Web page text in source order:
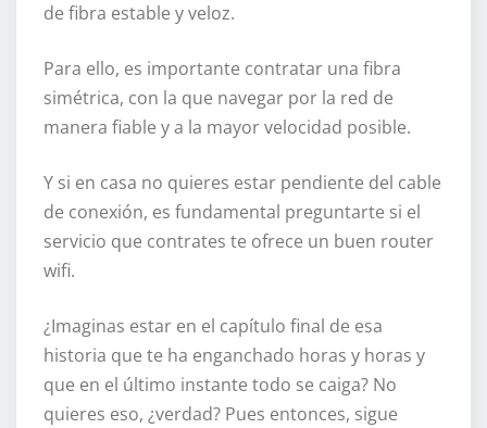
de fibra estable y veloz.
Para ello, es importante contratar una fibra
simétrica, con la que navegar por la red de
manera fiable y a la mayor velocidad posible.
Y si en casa no quieres estar pendiente del cable
de conexión, es fundamental preguntarte si el
servicio que contrates te ofrece un buen router
wifi.
¿Imaginas estar en el capítulo final de esa
historia que te ha enganchado horas y horas y
que en el último instante todo se caiga? No
quieres eso, ¿verdad? Pues entonces, sigue